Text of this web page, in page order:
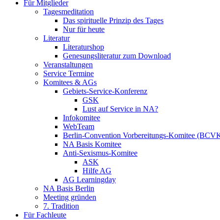
Für Mitglieder
Tagesmeditation
Das spirituelle Prinzip des Tages
Nur für heute
Literatur
Literaturshop
Genesungsliteratur zum Download
Veranstaltungen
Service Termine
Komitees & AGs
Gebiets-Service-Konferenz
GSK
Lust auf Service in NA?
Infokomitee
WebTeam
Berlin-Convention Vorbereitungs-Komitee
NA Basis Komitee
Anti-Sexismus-Komitee
ASK
Hilfe AG
AG Learningday
NA Basis Berlin
Meeting gründen
7. Tradition
Für Fachleute